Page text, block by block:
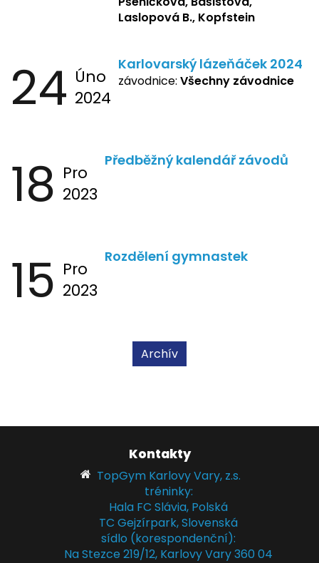
Laslopová B., Kopfstein
24 Úno
2024
Karlovarský lázeňáček 2024
závodnice: Všechny závodnice
18 Pro
2023
Předběžný kalendář závodů
15 Pro
2023
Rozdělení gymnastek
Archív
Kontakty
TopGym Karlovy Vary, z.s.
tréninky:
Hala FC Slávia, Polská
TC Gejzírpark, Slovenská
sídlo (korespondenční):
Na Stezce 219/12, Karlovy Vary 360 04